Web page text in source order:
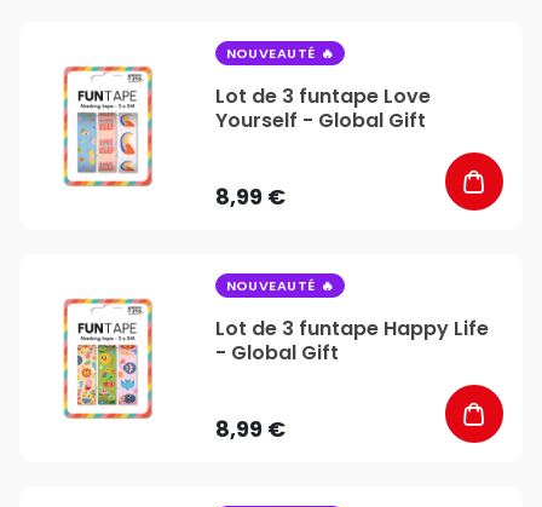
NOUVEAUTÉ
Lot de 3 funtape Love
Yourself - Global Gift
8,99 €
NOUVEAUTÉ
Lot de 3 funtape Happy Life
- Global Gift
8,99 €